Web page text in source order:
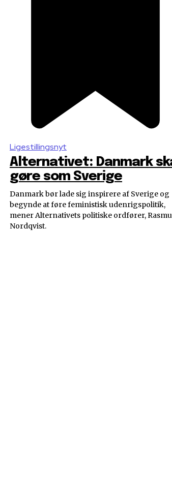
Ligestillingsnyt
Alternativet: Danmark
gøre som Sverige
Danmark bør lade sig inspirere af Sverige og
begynde at føre feministisk udenrigspolitik,
mener Alternativets politiske ordfører,
Nordqvist.